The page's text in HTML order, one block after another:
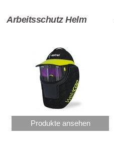
Arbeitsschutz Helm
Produkte ansehen